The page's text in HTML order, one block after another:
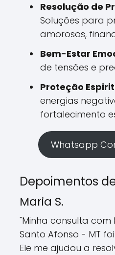
Resolução de
Soluções para
amorosos,
Bem-Estar
de tensões e
Proteção
energias
fortalecimento
Whatsapp
Depoimentos
Maria S.
"Minha consulta com
Santo Afonso - MT
Ele me ajudou a